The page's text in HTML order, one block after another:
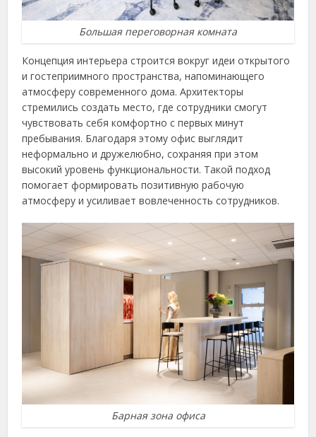
Большая переговорная комната
Концепция интерьера строится вокруг идеи открытого
и гостеприимного пространства, напоминающего
атмосферу современного дома. Архитекторы
стремились создать место, где сотрудники смогут
чувствовать себя комфортно с первых минут
пребывания. Благодаря этому офис выглядит
неформально и дружелюбно, сохраняя при этом
высокий уровень функциональности. Такой подход
помогает формировать позитивную рабочую
атмосферу и усиливает вовлеченность сотрудников.
Барная зона офиса